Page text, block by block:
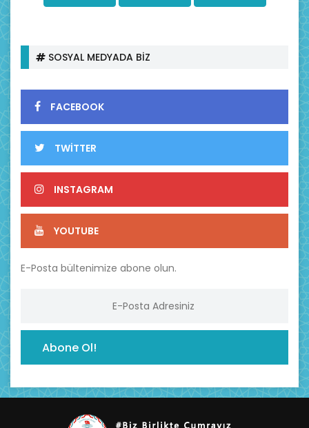
SOSYAL MEDYADA BİZ
FACEBOOK
TWİTTER
INSTAGRAM
YOUTUBE
E-Posta bültenimize abone olun.
Abone Ol!